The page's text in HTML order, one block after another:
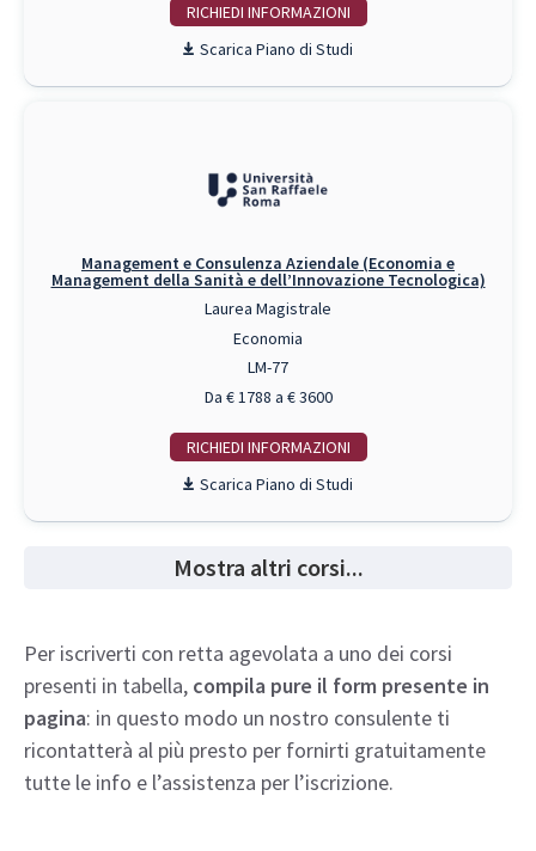
RICHIEDI INFO
Piano di Studi
Management e Consulenza Aziendale (Economia e
Management della Sanità e dell’Innovazione Tecnologica)
Laurea Magistrale
Economia
LM-77
Da € 1788 a € 3600
RICHIEDI INFO
Piano di Studi
Mostra altri corsi...
Per iscriverti con retta agevolata a uno dei corsi
presenti in tabella, compila pure il form presente in
pagina: in questo modo un nostro consulente ti
ricontatterà al più presto per fornirti gratuitamente
tutte le info e l’assistenza per l’iscrizione.